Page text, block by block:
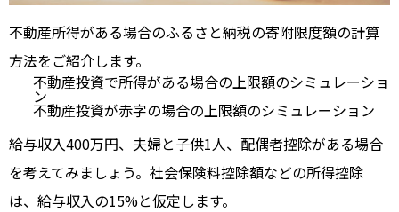
不動産所得がある場合のふるさと納税の寄附限度額の計算
方法をご紹介します。
不動産投資で所得がある場合の上限額のシミュレーショ
ン
不動産投資が赤字の場合の上限額のシミュレーション
給与収入400万円、夫婦と子供1人、配偶者控除がある場合
を考えてみましょう。社会保険料控除額などの所得控除
は、給与収入の15%と仮定します。